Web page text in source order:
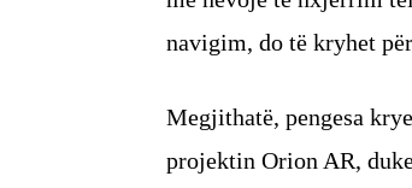
navigim, do të kryhet
Megjithatë, pengesa
projektin Orion AR,